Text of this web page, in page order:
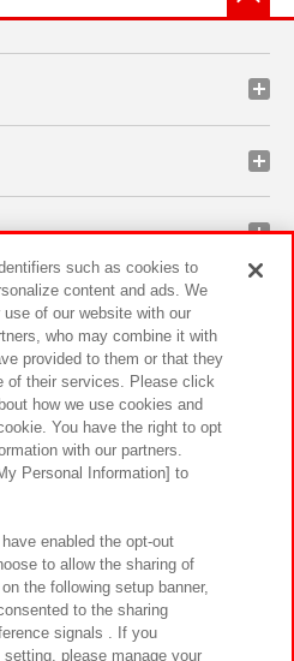
ビリティ サイトポリシー
ブアクセシビリティ方針と検証結果
よくあるご質問・お問い合わせ
such as cookies to
content and ads. We
of our website with our
who may combine it with
provided to them or that they
of their services. Please click
how we use cookies and
You have the right to opt
with our partners.
Personal Information] to
enabled the opt-out
to allow the sharing of
the following setup banner,
to the sharing
signals . If you
please manage your